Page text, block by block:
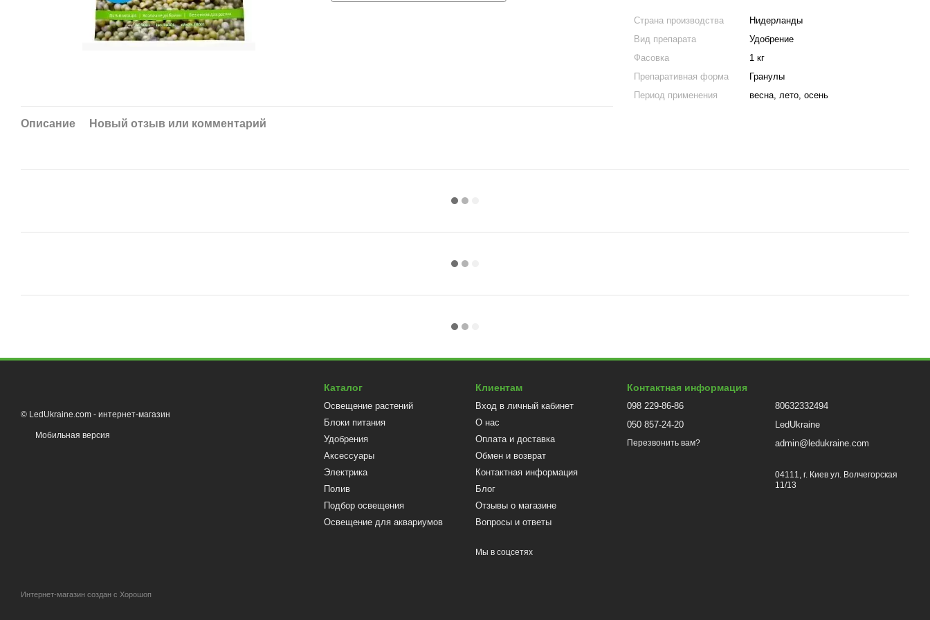
Страна производства
Нидерланды
Вид препарата
Удобрение
Фасовка
1 кг
Препаративная форма
Гранулы
Период применения
весна, лето, осень
Описание Новый отзыв или комментарий
© LedUkraine.com - интернет-магазин
Мобильная версия
Интернет-магазин создан с Хорошоп
Каталог
Освещение растений
Блоки питания
Удобрения
Аксессуары
Электрика
Полив
Подбор освещения
Освещение для аквариумов
Клиентам
Вход в личный кабинет
О нас
Оплата и доставка
Обмен и возврат
Контактная информация
Блог
Отзывы о магазине
Вопросы и ответы
Мы в соцсетях
Контактная информация
098 229-86-86
050 857-24-20
Перезвонить вам?
80632332494
LedUkraine
admin@ledukraine.com
04111, г. Киев ул. Волчегорская
11/13